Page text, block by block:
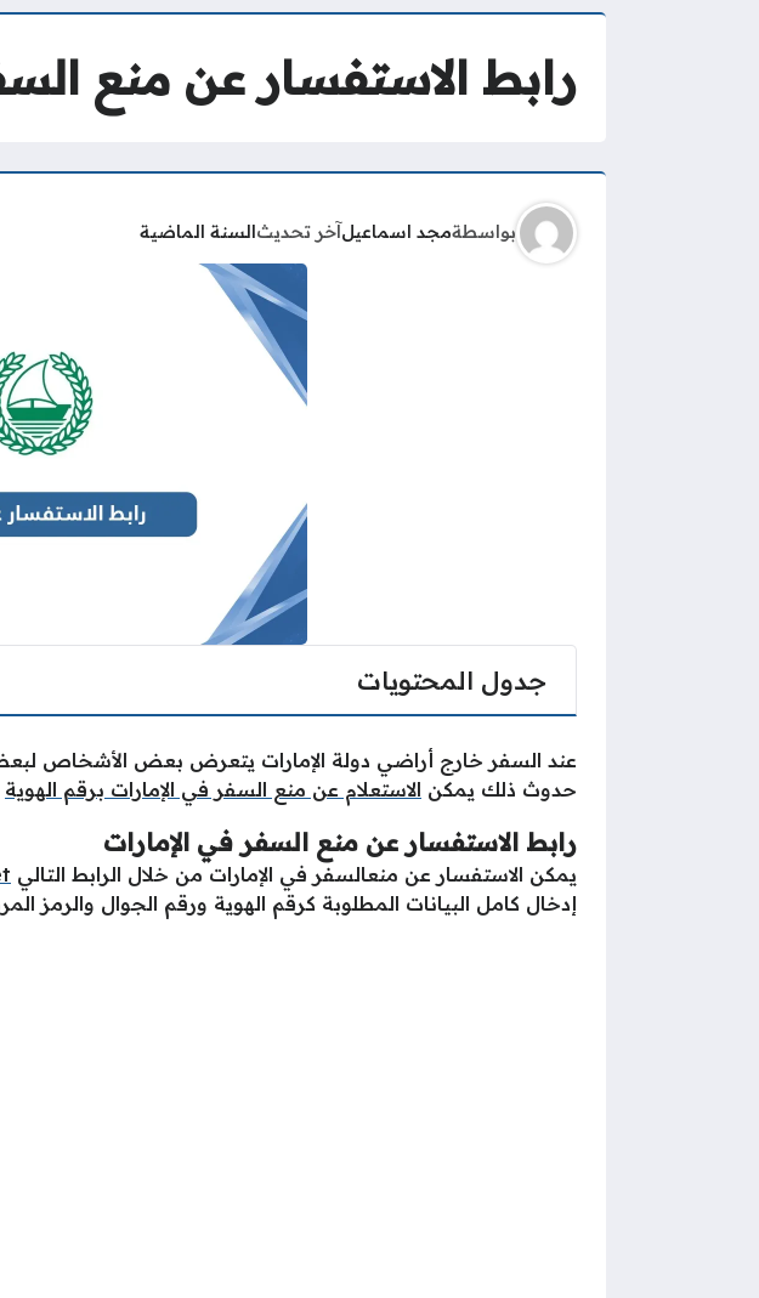
رابط الاستفسار عن منع
بواسطةمجد اسماعيل آخر تحديث السنة الماضية
جدول المحتويات
عند السفر خارج أراضي دولة الإمارات يتعرض بعض الأشخاص
حدوث ذلك يمكن الاستعلام عن منع السفر في الإمارات برقم الهوية
رابط الاستفسار عن منع السفر في الإمارات
يمكن الاستفسار عن منعالسفر في الإمارات من خلال الرابط التالي
إدخال كامل البيانات المطلوبة كرقم الهوية ورقم الجوال والرمز